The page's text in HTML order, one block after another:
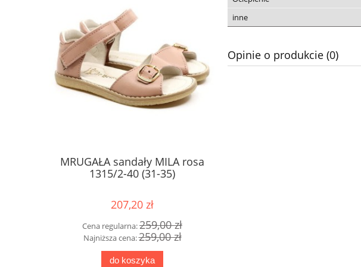
MRUGAŁA sandały MILA rosa
1315/2-40 (31-35)
207,20 zł
Cena regularna:259,00 zł
Najniższa cena:259,00 zł
do koszyka
inne
Opinie o produkcie (0)